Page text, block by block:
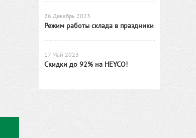
26 Декабрь 2023
Режим работы склада в праздники
17 Май 2023
Скидки до 92% на HEYCO!